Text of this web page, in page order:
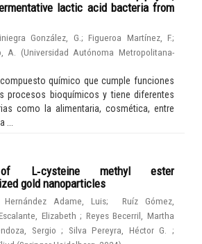
lactic acid bacteria from
González, G. ;Figueroa Martínez, F.;
A. (Universidad Autónoma Metropolitana-
químico que cumple funciones
procesos bioquímicos y tiene diferentes
como la alimentaria, cosmética, entre
of L‑cysteine methyl ester
gold nanoparticles
Hernández Adame, Luis;
Ruíz Gómez,
Elizabeth; Reyes Becerril, Martha
Sergio; Silva Pereyra, Héctor G.;